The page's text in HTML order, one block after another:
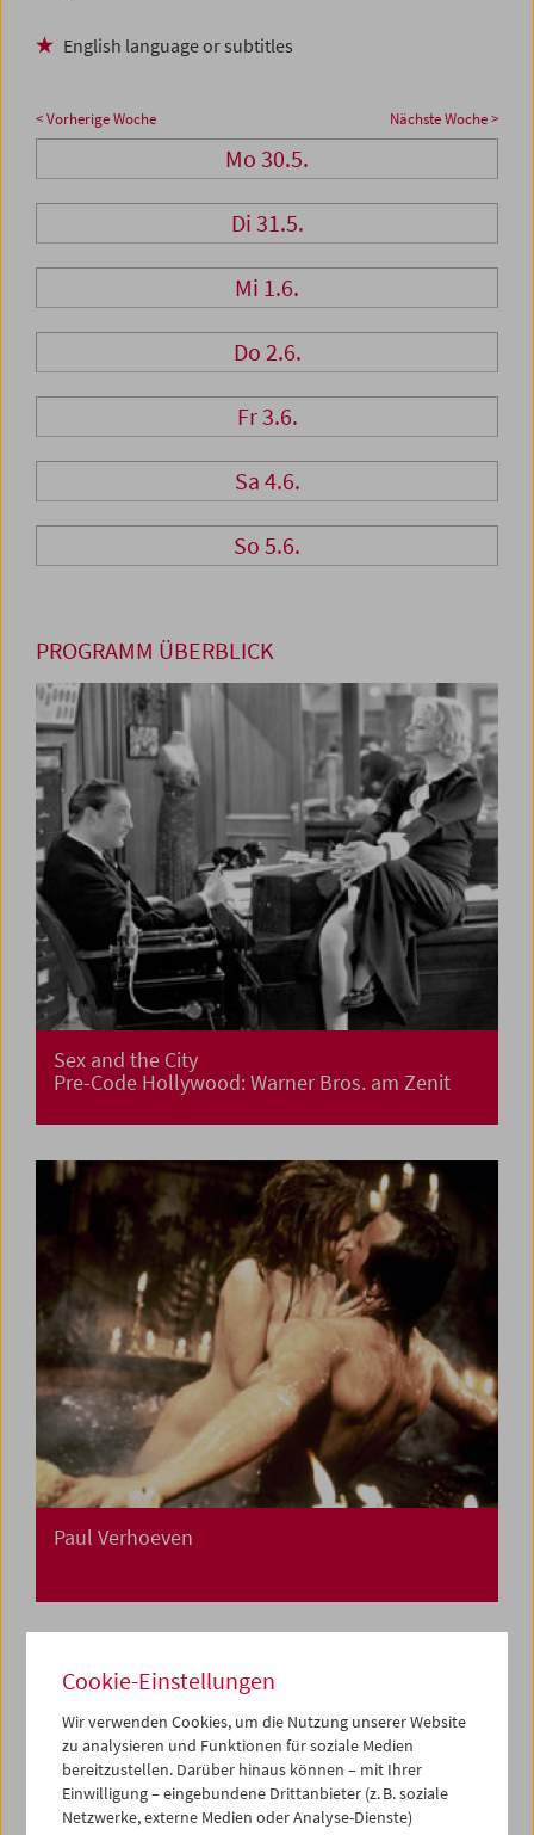
English language or subtitles
< Vorherige Woche Nächste Woche >
Mo 30.5.
Di 31.5.
Mi 1.6.
Do 2.6.
Fr 3.6.
Sa 4.6.
So 5.6.
PROGRAMM ÜBERBLICK
Sex and the City
Pre-Code Hollywood: Warner Bros. am Zenit
Paul Verhoeven
Cookie-Einstellungen
Wir verwenden Cookies, um die Nutzung unserer Website
zu analysieren und Funktionen für soziale Medien
bereitzustellen. Darüber hinaus können – mit Ihrer
Einwilligung – eingebundene Drittanbieter (z. B. soziale
Netzwerke, externe Medien oder Analyse-Dienste)